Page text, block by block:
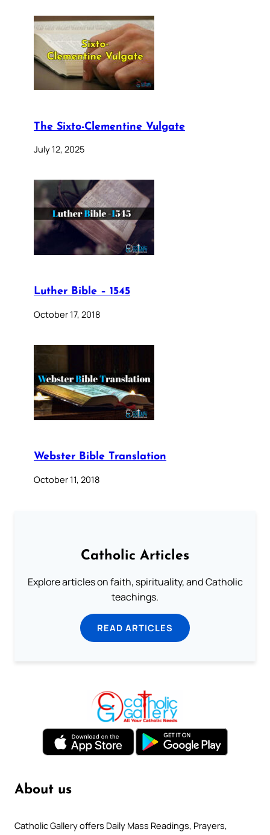
The Sixto-Clementine Vulgate
July 12, 2025
Luther Bible – 1545
October 17, 2018
Webster Bible Translation
October 11, 2018
Catholic Articles
Explore articles on faith, spirituality, and Catholic
teachings.
READ ARTICLES
About us
Catholic Gallery offers Daily Mass Readings, Prayers,